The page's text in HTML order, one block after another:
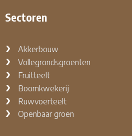
Sectoren
Akkerbouw
Vollegrondsgroenten
Fruitteelt
Boomkwekerij
Ruwvoerteelt
Openbaar groen